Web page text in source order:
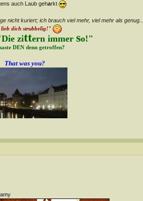
auch Laub geharkt
nicht kuriert; ich brauch viel mehr, viel mehr als genug....
dich strubbelig!"
zittern immer so!"
DEN denn getroffen?
That was you?